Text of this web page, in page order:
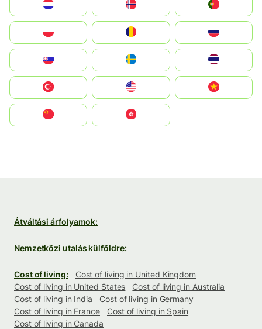
United States
中國香港特別行政區
Átváltási árfolyamok:
Nemzetközi utalás külföldre:
Cost of living:
Cost of living in United Kingdom
Cost of living in United States
Cost of living in Australia
Cost of living in India
Cost of living in Germany
Cost of living in France
Cost of living in Spain
Cost of living in Canada